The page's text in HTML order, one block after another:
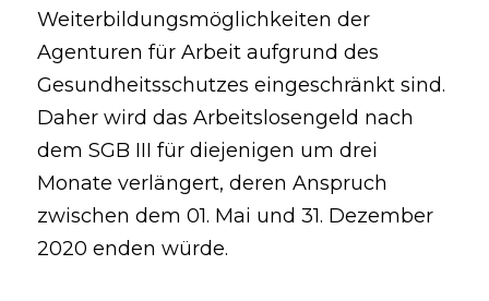
Weiterbildungsmöglichkeiten der
Agenturen für Arbeit aufgrund des
Gesundheitsschutzes eingeschränkt sind.
Daher wird das Arbeitslosengeld nach
dem SGB III für diejenigen um drei
Monate verlängert, deren Anspruch
zwischen dem 01. Mai und 31. Dezember
2020 enden würde.